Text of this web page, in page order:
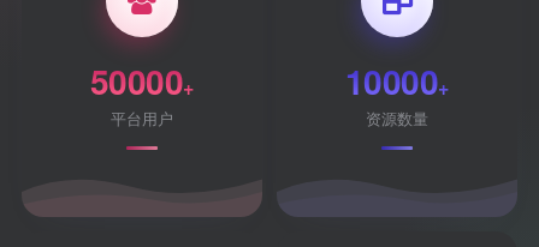
50000+
平台用户
10000+
资源数量